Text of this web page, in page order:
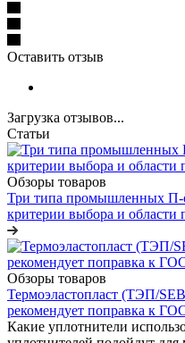
Оставить отзыв
Загрузка отзывов...
Статьи
Обзоры товаров
Три типа промышленных П-
критерии выбора и области
Обзоры товаров
Термоэластопласт (ТЭП/
рекомендует поправка к
Какие уплотнители